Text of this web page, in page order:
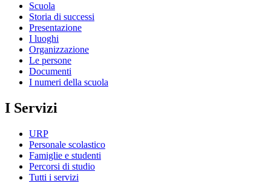
Scuola
Storia di successi
Presentazione
I luoghi
Organizzazione
Le persone
Documenti
I numeri della scuola
I Servizi
URP
Personale scolastico
Famiglie e studenti
Percorsi di studio
Tutti i servizi